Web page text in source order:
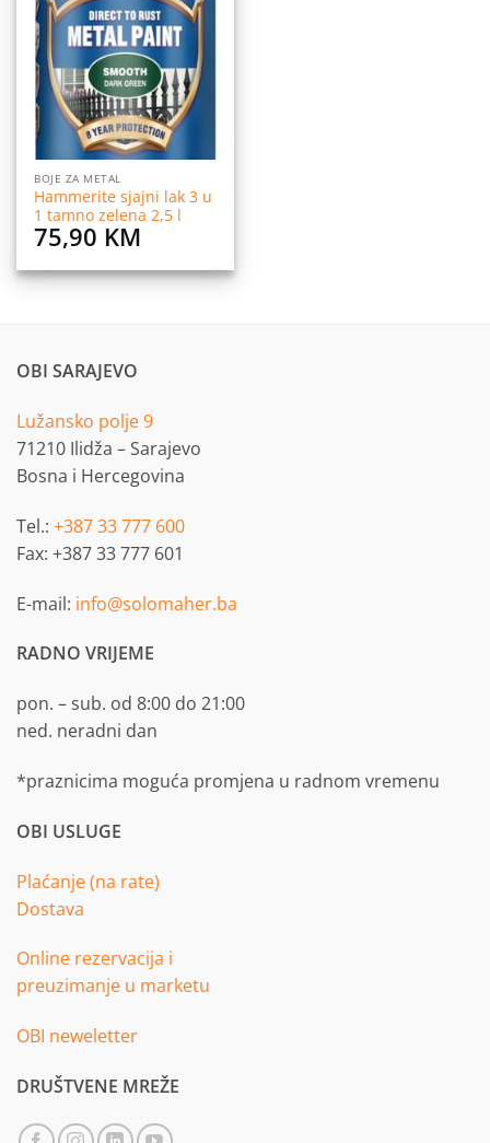
na
listu
BOJE ZA METAL
Hammerite sjajni lak 3 u
1 tamno zelena 2,5 l
75,90 KM
OBI SARAJEVO
Lužansko polje 9
71210 Ilidža – Sarajevo
Bosna i Hercegovina
Tel.: +387 33 777 600
Fax: +387 33 777 601
E-mail: info@solomaher.ba
RADNO VRIJEME
pon. – sub. od 8:00 do 21:00
ned. neradni dan
*praznicima moguća promjena u radnom vremenu
OBI USLUGE
Plaćanje (na rate)
Dostava
Online rezervacija i
preuzimanje u marketu
OBI neweletter
DRUŠTVENE MREŽE